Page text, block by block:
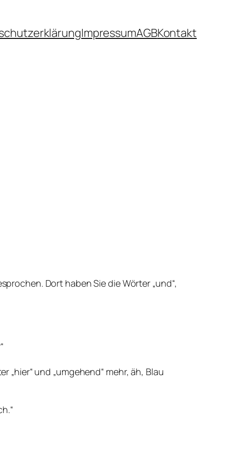
ImpressumAGBKontakt
Dort haben Sie die Wörter „und“,
und „umgehend“ mehr, äh, Blau